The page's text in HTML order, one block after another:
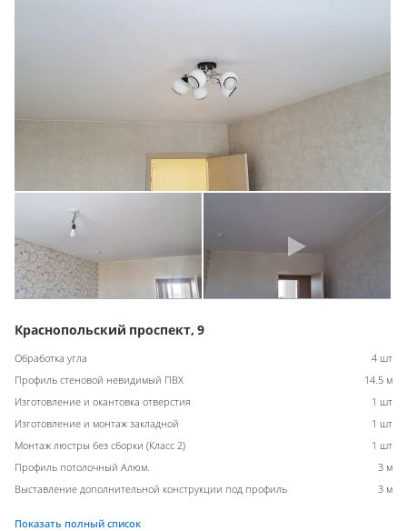
Краснопольский проспект, 9
Обработка угла
4 шт
Профиль стеновой невидимый ПВХ
14.5 м
Изготовление и окантовка отверстия
1 шт
Изготовление и монтаж закладной
1 шт
Монтаж люстры без сборки (Класс 2)
1 шт
Профиль потолочный Алюм.
3 м
Выставление дополнительной конструкции под профиль
3 м
Показать полный список